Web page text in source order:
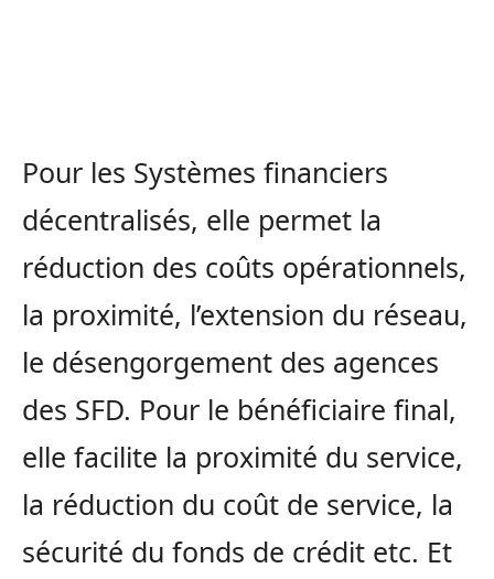
Pour les Systèmes financiers
décentralisés, elle permet la
réduction des coûts opérationnels,
la proximité, l’extension du réseau,
le désengorgement des agences
des SFD. Pour le bénéficiaire final,
elle facilite la proximité du service,
la réduction du coût de service, la
sécurité du fonds de crédit etc. Et